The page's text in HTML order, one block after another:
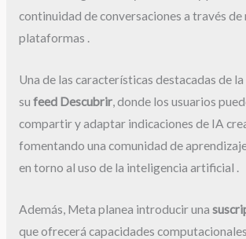
continuidad de conversaciones a través
plataformas .
Una de las características destacadas de
su feed Descubrir, donde los usuarios
compartir y adaptar indicaciones de IA
fomentando una comunidad de
en torno al uso de la inteligencia artificial .
Además, Meta planea introducir una
que ofrecerá capacidades